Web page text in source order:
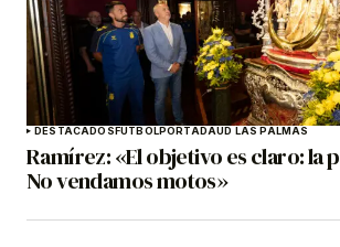
DESTACADOS FÚTBOLPORTADAUD LAS PALMAS
Ramírez: «El objetivo es claro: la
No vendamos motos»